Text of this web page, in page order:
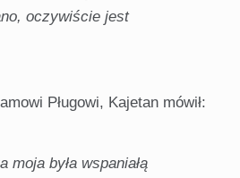
oczywiście jest
Pługowi, Kajetan mówił:
moja była wspaniałą